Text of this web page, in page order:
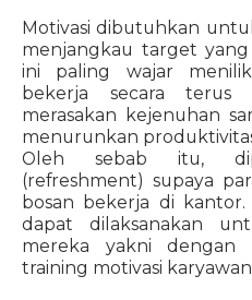
Motivasi dibutuhkan
menjangkau target
ini paling wajar
bekerja secara
merasakan kejenuhan
menurunkan
Oleh sebab itu,
(refreshment) supaya
bosan bekerja di
dapat dilaksanakan
mereka yakni dengan
training motivasi